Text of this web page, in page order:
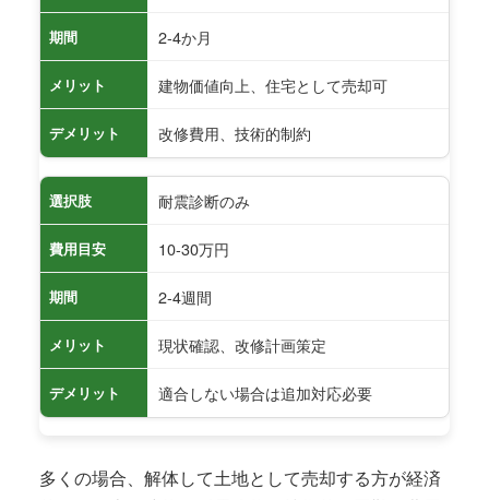
期間 2-4か月
メリット 建物価値向上、住宅として売却可
デメリット 改修費用、技術的制約
選択肢 耐震診断のみ
費用目安 10-30万円
期間 2-4週間
メリット 現状確認、改修計画策定
デメリット 適合しない場合は追加対応必要
多くの場合、解体して土地として売却する方が経済